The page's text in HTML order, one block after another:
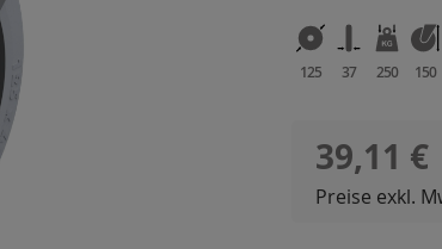
125 37 250 150
Regulärer
39,11 €
Preise exkl.